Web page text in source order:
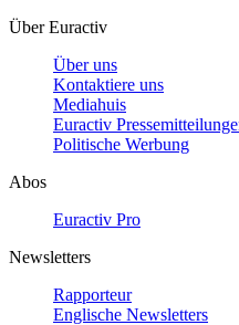
Über Euractiv
Über uns
Kontaktiere uns
Mediahuis
Euractiv
Politische Werbung
Abos
Euractiv Pro
Newsletters
Rapporteur
Englische Newsletters